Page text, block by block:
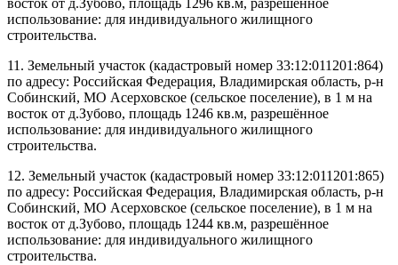
использование: для индивидуального жилищного
строительства.
11. Земельный участок (кадастровый номер 33:12:011201:864)
по адресу: Российская Федерация, Владимирская область, р-н
Собинский, МО Асерховское (сельское поселение), в 1 м на
восток от д.Зубово, площадь 1246 кв.м, разрешённое
использование: для индивидуального жилищного
строительства.
12. Земельный участок (кадастровый номер 33:12:011201:865)
по адресу: Российская Федерация, Владимирская область, р-н
Собинский, МО Асерховское (сельское поселение), в 1 м на
восток от д.Зубово, площадь 1244 кв.м, разрешённое
использование: для индивидуального жилищного
строительства.